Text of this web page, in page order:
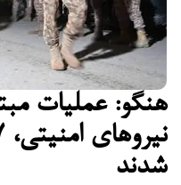
هنگو: عملیات
شدند